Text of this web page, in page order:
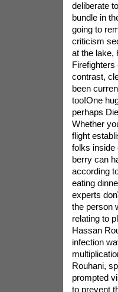
deliberate
bundle in
going to
criticism
at the lake,
Firefighters
contrast,
been
too!One
perhaps
Whether
flight
folks inside
berry can
according
eating
experts
the person
relating to
Hassan
infection
Rouhani,
prompted
to prevent